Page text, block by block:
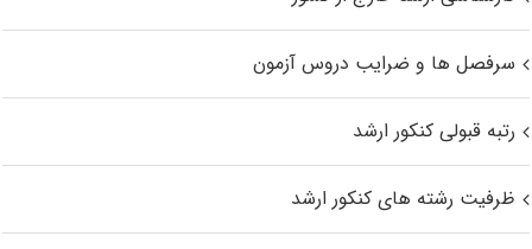
سرفصل ها و ضرایب دروس آزمون
رتبه قبولی کنکور ارشد
ظرفیت رشته های کنکور ارشد